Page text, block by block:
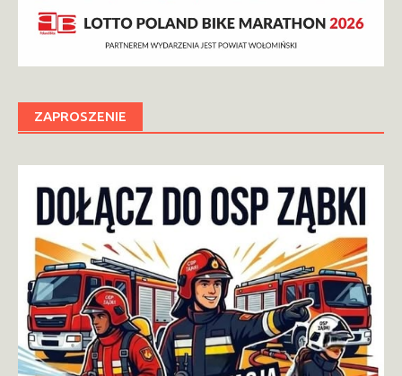
ZAPROSZENIE